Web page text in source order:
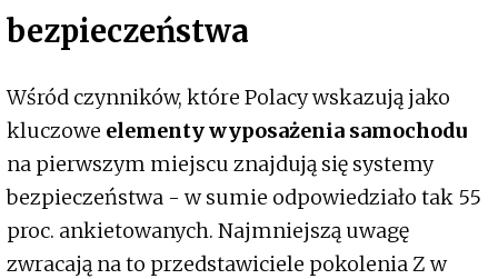
bezpieczeństwa
Wśród czynników, które Polacy wskazują jako
kluczowe elementy wyposażenia samochodu
na pierwszym miejscu znajdują się systemy
bezpieczeństwa - w sumie odpowiedziało tak 55
proc. ankietowanych. Najmniejszą uwagę
zwracają na to przedstawiciele pokolenia Z w